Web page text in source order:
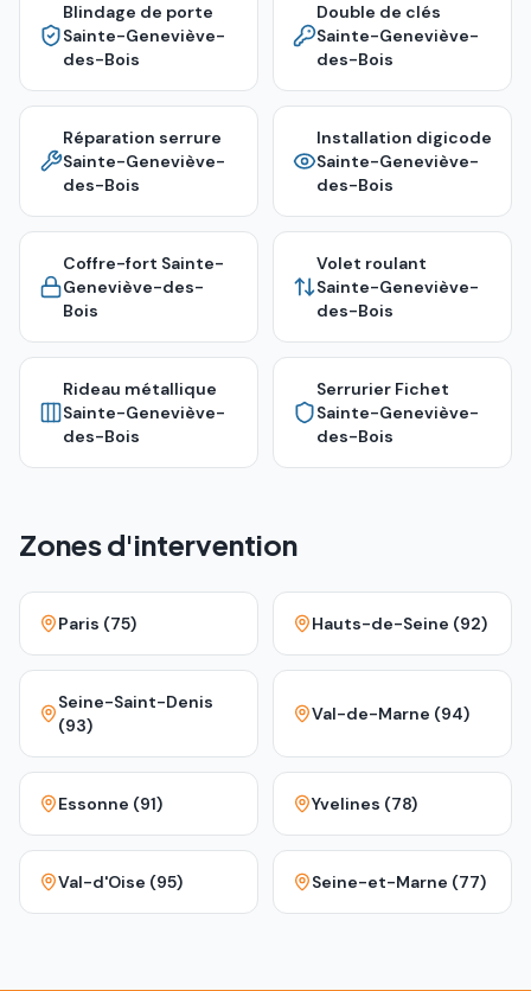
Blindage de porte
Sainte-Geneviève-
des-Bois
Double de clés
Sainte-Geneviève-
des-Bois
Réparation serrure
Sainte-Geneviève-
des-Bois
Installation digicode
Sainte-Geneviève-
des-Bois
Coffre-fort Sainte-
Geneviève-des-
Bois
Volet roulant
Sainte-Geneviève-
des-Bois
Rideau métallique
Sainte-Geneviève-
des-Bois
Serrurier Fichet
Sainte-Geneviève-
des-Bois
Zones d'intervention
Paris (75) Hauts-de-Seine (92)
Seine-Saint-Denis
(93)
Val-de-Marne (94)
Essonne (91) Yvelines (78)
Val-d'Oise (95) Seine-et-Marne (77)